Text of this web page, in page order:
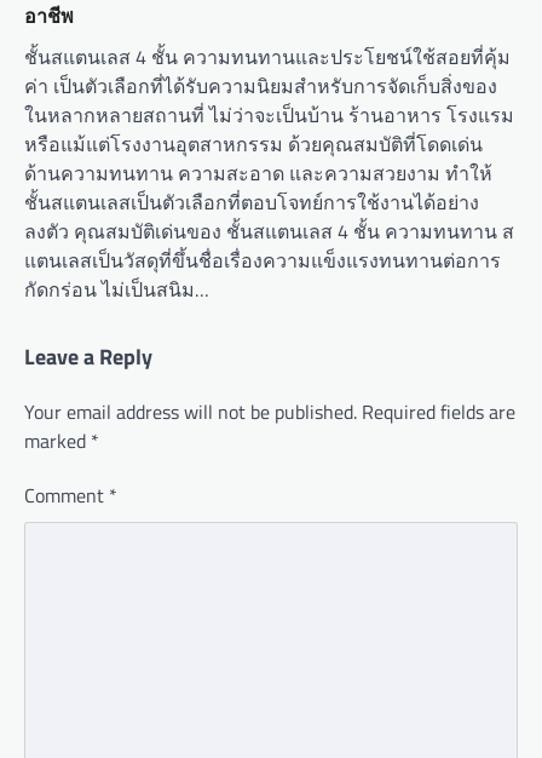
อาชีพ
ชั้นสแตนเลส 4 ชั้น ความทนทานและประโยชน์ใช้สอยที่คุ้ม
ค่า เป็นตัวเลือกที่ได้รับความนิยมสำหรับการจัดเก็บสิ่งของ
ในหลากหลายสถานที่ ไม่ว่าจะเป็นบ้าน ร้านอาหาร โรงแรม
หรือแม้แต่โรงงานอุตสาหกรรม ด้วยคุณสมบัติที่โดดเด่น
ด้านความทนทาน ความสะอาด และความสวยงาม ทำให้
ชั้นสแตนเลสเป็นตัวเลือกที่ตอบโจทย์การใช้งานได้อย่าง
ลงตัว คุณสมบัติเด่นของ ชั้นสแตนเลส 4 ชั้น ความทนทาน ส
แตนเลสเป็นวัสดุที่ขึ้นชื่อเรื่องความแข็งแรงทนทานต่อการ
กัดกร่อน ไม่เป็นสนิม…
Leave a Reply
Your email address will not be published. Required fields are
marked *
Comment *